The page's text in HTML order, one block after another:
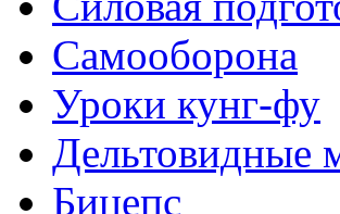
Самооборона
Уроки кунг-фу
Бицепс